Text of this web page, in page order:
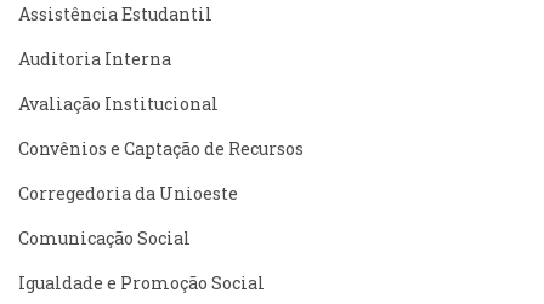
Assistência Estudantil
Auditoria Interna
Avaliação Institucional
Convênios e Captação de Recursos
Corregedoria da Unioeste
Comunicação Social
Igualdade e Promoção Social